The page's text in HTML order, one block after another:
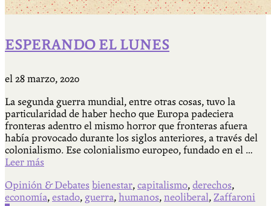
ESPERANDO EL LUNES
el 28 marzo, 2020
La segunda guerra mundial, entre otras cosas, tuvo la
particularidad de haber hecho que Europa padeciera
fronteras adentro el mismo horror que fronteras afuera
había provocado durante los siglos anteriores, a través del
colonialismo. Ese colonialismo europeo, fundado en el …
Leer más
Opinión & Debates bienestar, capitalismo, derechos,
economía, estado, guerra, humanos, neoliberal, Zaffaroni